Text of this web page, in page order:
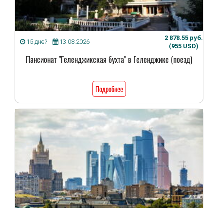
15 дней 13.08.2026
2 878.55 руб.
(955 USD)
Пансионат "Геленджикская бухта" в Геленджике (поезд)
Подробнее